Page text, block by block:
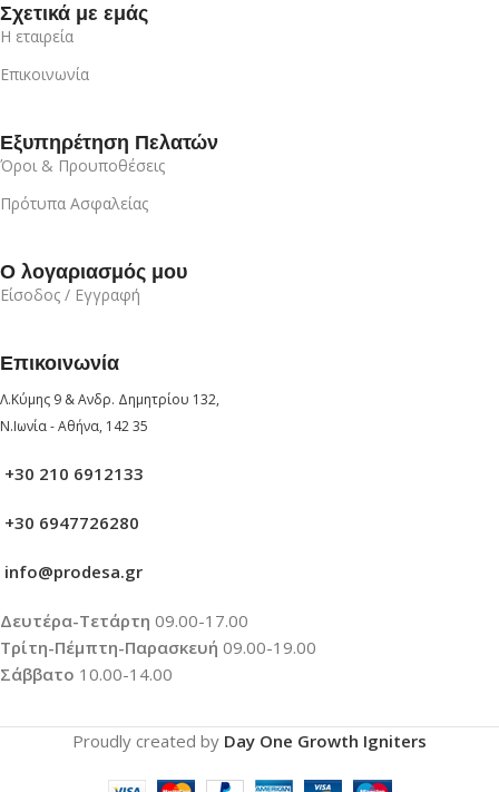
Σχετικά με εμάς
Η εταιρεία
Επικοινωνία
Εξυπηρέτηση Πελατών
Όροι & Προυποθέσεις
Πρότυπα Ασφαλείας
Ο λογαριασμός μου
Είσοδος / Εγγραφή
Επικοινωνία
Λ.Κύμης 9 & Ανδρ. Δημητρίου 132,
Ν.Ιωνία - Αθήνα, 142 35
+30 210 6912133
+30 6947726280
info@prodesa.gr
Δευτέρα-Τετάρτη 09.00-17.00
Τρίτη-Πέμπτη-Παρασκευή 09.00-19.00
Σάββατο 10.00-14.00
Proudly created by Day One Growth Igniters